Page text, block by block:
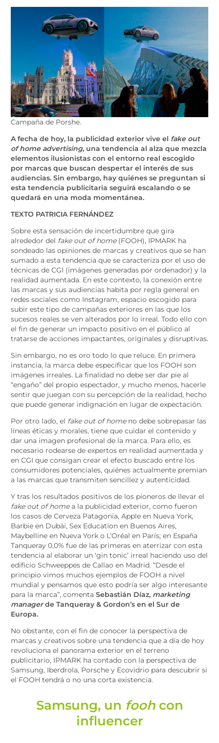
Campaña de Porshe.
A fecha de hoy, la publicidad exterior vive el fake out
of home advertising, una tendencia al alza que mezcla
elementos ilusionistas con el entorno real escogido
por marcas que buscan despertar el interés de sus
audiencias. Sin embargo, hay quiénes se preguntan si
esta tendencia publicitaria seguirá escalando o se
quedará en una moda momentánea.
TEXTO PATRICIA FERNÁNDEZ
Sobre esta sensación de incertidumbre que gira
alrededor del fake out of home (FOOH), IPMARK ha
sondeado las opiniones de marcas y creativos que se han
sumado a esta tendencia que se caracteriza por el uso de
técnicas de CGI (imágenes generadas por ordenador) y la
realidad aumentada. En este contexto, la conexión entre
las marcas y sus audiencias habita por regla general en
redes sociales como Instagram, espacio escogido para
subir este tipo de campañas exteriores en las que los
sucesos reales se ven alterados por lo irreal. Todo ello con
el fin de generar un impacto positivo en el público al
tratarse de acciones impactantes, originales y disruptivas.
Sin embargo, no es oro todo lo que reluce. En primera
instancia, la marca debe especificar que los FOOH son
imágenes irreales. La finalidad no debe ser dar pie al
“engaño” del propio espectador, y mucho menos, hacerle
sentir que juegan con su percepción de la realidad, hecho
que puede generar indignación en lugar de expectación.
Por otro lado, el fake out of homeno debe sobrepasar las
líneas éticas y morales, tiene que cuidar el contenido y
dar una imagen profesional de la marca. Para ello, es
necesario rodearse de expertos en realidad aumentada y
en CGI que consigan crear el efecto buscado entre los
consumidores potenciales, quiénes actualmente premian
a las marcas que transmiten sencillez y autenticidad.
Y tras los resultados positivos de los pioneros de llevar el
fake out of homea la publicidad exterior, como fueron
los casos de Cerveza Patagonia, Apple en Nueva York,
Barbie en Dubái, Sex Education en Buenos Aires,
Maybelline en Nueva York o L’Oréal en París; en España
Tanqueray 0,0% fue de las primeras en aterrizar con esta
tendencia al elaborar un ‘gin tonic’ irreal haciendo uso del
edificio Schweeppes de Callao en Madrid. “Desde el
principio vimos muchos ejemplos de FOOH a nivel
mundial y pensamos que esto podría ser algo interesante
para la marca”, comenta Sebastián Díaz, marketing
managerde Tanqueray & Gordon’s en el Sur de
Europa.
No obstante, con el fin de conocer la perspectiva de
marcas y creativos sobre una tendencia que a día de hoy
revoluciona el panorama exterior en el terreno
publicitario, IPMARK ha contado con la perspectiva de
Samsung, Iberdrola, Porsche y Ecovidrio para descubrir si
el FOOH tendrá o no una corta existencia.
Samsung, un foohcon
influencer